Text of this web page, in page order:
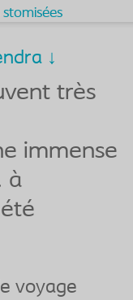
↓
très
immense
à
voyage